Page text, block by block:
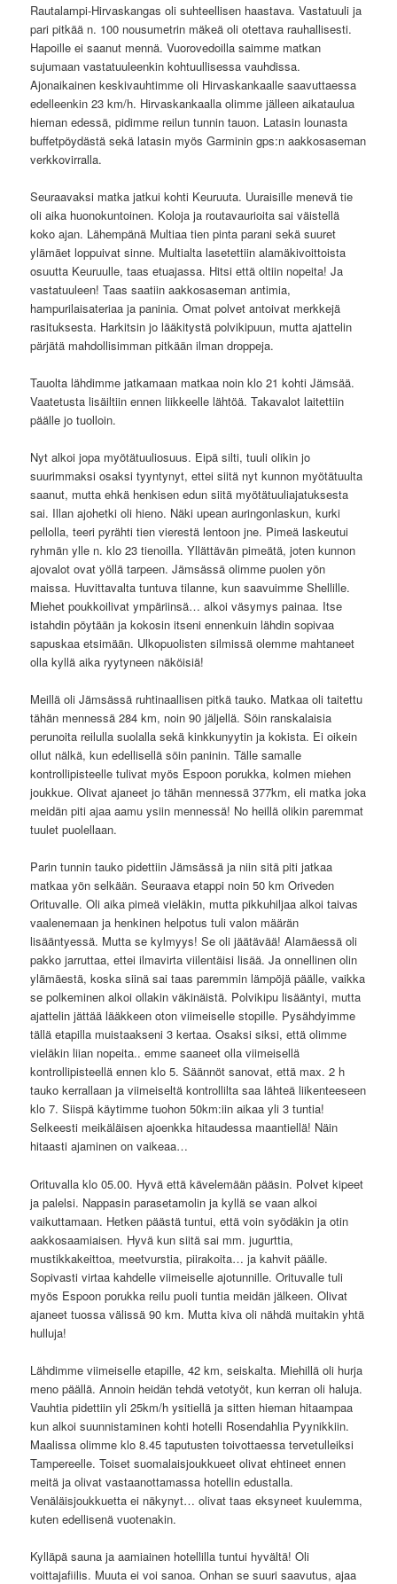
Rautalampi-Hirvaskangas oli suhteellisen haastava. Vastatuuli ja
pari pitkää n. 100 nousumetrin mäkeä oli otettava rauhallisesti.
Hapoille ei saanut mennä. Vuorovedoilla saimme matkan
sujumaan vastatuuleenkin kohtuullisessa vauhdissa.
Ajonaikainen keskivauhtimme oli Hirvaskankaalle saavuttaessa
edelleenkin 23 km/h. Hirvaskankaalla olimme jälleen aikataulua
hieman edessä, pidimme reilun tunnin tauon. Latasin lounasta
buffetpöydästä sekä latasin myös Garminin gps:n aakkosaseman
verkkovirralla.
Seuraavaksi matka jatkui kohti Keuruuta. Uuraisille menevä tie
oli aika huonokuntoinen. Koloja ja routavaurioita sai väistellä
koko ajan. Lähempänä Multiaa tien pinta parani sekä suuret
ylämäet loppuivat sinne. Multialta lasetettiin alamäkivoittoista
osuutta Keuruulle, taas etuajassa. Hitsi että oltiin nopeita! Ja
vastatuuleen! Taas saatiin aakkosaseman antimia,
hampurilaisateriaa ja paninia. Omat polvet antoivat merkkejä
rasituksesta. Harkitsin jo lääkitystä polvikipuun, mutta ajattelin
pärjätä mahdollisimman pitkään ilman droppeja.
Tauolta lähdimme jatkamaan matkaa noin klo 21 kohti Jämsää.
Vaatetusta lisäiltiin ennen liikkeelle lähtöä. Takavalot laitettiin
päälle jo tuolloin.
Nyt alkoi jopa myötätuuliosuus. Eipä silti, tuuli olikin jo
suurimmaksi osaksi tyyntynyt, ettei siitä nyt kunnon myötätuulta
saanut, mutta ehkä henkisen edun siitä myötätuuliajatuksesta
sai. Illan ajohetki oli hieno. Näki upean auringonlaskun, kurki
pellolla, teeri pyrähti tien vierestä lentoon jne. Pimeä laskeutui
ryhmän ylle n. klo 23 tienoilla. Yllättävän pimeätä, joten kunnon
ajovalot ovat yöllä tarpeen. Jämsässä olimme puolen yön
maissa. Huvittavalta tuntuva tilanne, kun saavuimme Shellille.
Miehet poukkoilivat ympäriinsä… alkoi väsymys painaa. Itse
istahdin pöytään ja kokosin itseni ennenkuin lähdin sopivaa
sapuskaa etsimään. Ulkopuolisten silmissä olemme mahtaneet
olla kyllä aika ryytyneen näköisiä!
Meillä oli Jämsässä ruhtinaallisen pitkä tauko. Matkaa oli taitettu
tähän mennessä 284 km, noin 90 jäljellä. Söin ranskalaisia
perunoita reilulla suolalla sekä kinkkunyytin ja kokista. Ei oikein
ollut nälkä, kun edellisellä söin paninin. Tälle samalle
kontrollipisteelle tulivat myös Espoon porukka, kolmen miehen
joukkue. Olivat ajaneet jo tähän mennessä 377km, eli matka joka
meidän piti ajaa aamu ysiin mennessä! No heillä olikin paremmat
tuulet puolellaan.
Parin tunnin tauko pidettiin Jämsässä ja niin sitä piti jatkaa
matkaa yön selkään. Seuraava etappi noin 50 km Oriveden
Orituvalle. Oli aika pimeä vieläkin, mutta pikkuhiljaa alkoi taivas
vaalenemaan ja henkinen helpotus tuli valon määrän
lisääntyessä. Mutta se kylmyys! Se oli jäätävää! Alamäessä oli
pakko jarruttaa, ettei ilmavirta viilentäisi lisää. Ja onnellinen olin
ylämäestä, koska siinä sai taas paremmin lämpöjä päälle, vaikka
se polkeminen alkoi ollakin väkinäistä. Polvikipu lisääntyi, mutta
ajattelin jättää lääkkeen oton viimeiselle stopille. Pysähdyimme
tällä etapilla muistaakseni 3 kertaa. Osaksi siksi, että olimme
vieläkin liian nopeita.. emme saaneet olla viimeisellä
kontrollipisteellä ennen klo 5. Säännöt sanovat, että max. 2 h
tauko kerrallaan ja viimeiseltä kontrollilta saa lähteä liikenteeseen
klo 7. Siispä käytimme tuohon 50km:iin aikaa yli 3 tuntia!
Selkeesti meikäläisen ajoenkka hitaudessa maantiellä! Näin
hitaasti ajaminen on vaikeaa…
Orituvalla klo 05.00. Hyvä että kävelemään pääsin. Polvet kipeet
ja palelsi. Nappasin parasetamolin ja kyllä se vaan alkoi
vaikuttamaan. Hetken päästä tuntui, että voin syödäkin ja otin
aakkosaamiaisen. Hyvä kun siitä sai mm. jugurttia,
mustikkakeittoa, meetvurstia, piirakoita… ja kahvit päälle.
Sopivasti virtaa kahdelle viimeiselle ajotunnille. Orituvalle tuli
myös Espoon porukka reilu puoli tuntia meidän jälkeen. Olivat
ajaneet tuossa välissä 90 km. Mutta kiva oli nähdä muitakin yhtä
hulluja!
Lähdimme viimeiselle etapille, 42 km, seiskalta. Miehillä oli hurja
meno päällä. Annoin heidän tehdä vetotyöt, kun kerran oli haluja.
Vauhtia pidettiin yli 25km/h ysitiellä ja sitten hieman hitaampaa
kun alkoi suunnistaminen kohti hotelli Rosendahlia Pyynikkiin.
Maalissa olimme klo 8.45 taputusten toivottaessa tervetulleiksi
Tampereelle. Toiset suomalaisjoukkueet olivat ehtineet ennen
meitä ja olivat vastaanottamassa hotellin edustalla.
Venäläisjoukkuetta ei näkynyt… olivat taas eksyneet kuulemma,
kuten edellisenä vuotenakin.
Kylläpä sauna ja aamiainen hotellilla tuntui hyvältä! Oli
voittajafiilis. Muuta ei voi sanoa. Onhan se suuri saavutus, ajaa